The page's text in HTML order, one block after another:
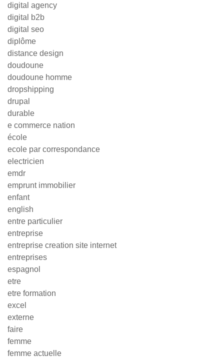
digital agency
digital b2b
digital seo
diplôme
distance design
doudoune
doudoune homme
dropshipping
drupal
durable
e commerce nation
école
ecole par correspondance
electricien
emdr
emprunt immobilier
enfant
english
entre particulier
entreprise
entreprise creation site internet
entreprises
espagnol
etre
etre formation
excel
externe
faire
femme
femme actuelle